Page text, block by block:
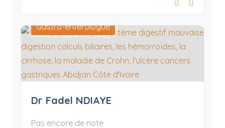
Gastro-entérologue
Dr Fadel NDIAYE
Pas encore de note